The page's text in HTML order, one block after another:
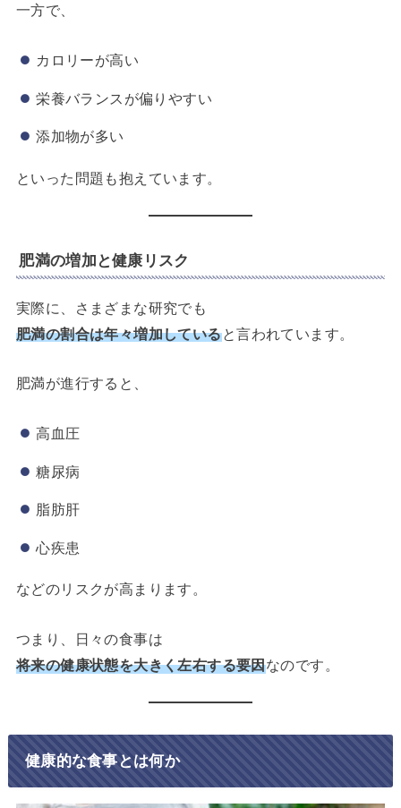
一方で、
カロリーが高い
栄養バランスが偏りやすい
添加物が多い
といった問題も抱えています。
肥満の増加と健康リスク
実際に、さまざまな研究でも
肥満の割合は年々増加していると言われています。
肥満が進行すると、
高血圧
糖尿病
脂肪肝
心疾患
などのリスクが高まります。
つまり、日々の食事は
将来の健康状態を大きく左右する要因なのです。
健康的な食事とは何か